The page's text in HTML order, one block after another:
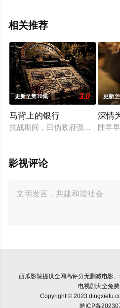
相关推荐
更新至第10集 3.0
马背上的银行
抗战期间，日伪政府强行推广、
更新
深情
陆早
影视评论
西瓜影院提供全网高评分无删减电影
电视剧大全免
Copyright © 2023
黔ICP备